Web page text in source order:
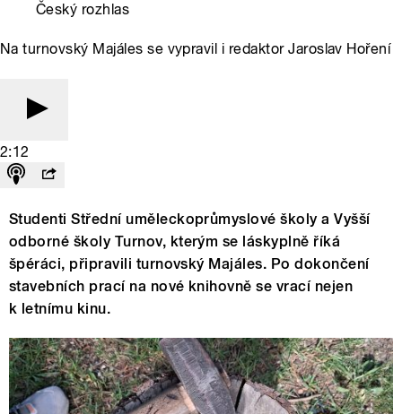
Český rozhlas
Na turnovský Majáles se vypravil i redaktor Jaroslav Hoření
2:12
Studenti Střední uměleckoprůmyslové školy a Vyšší
odborné školy Turnov, kterým se láskyplně říká
špéráci, připravili turnovský Majáles. Po dokončení
stavebních prací na nové knihovně se vrací nejen
k letnímu kinu.